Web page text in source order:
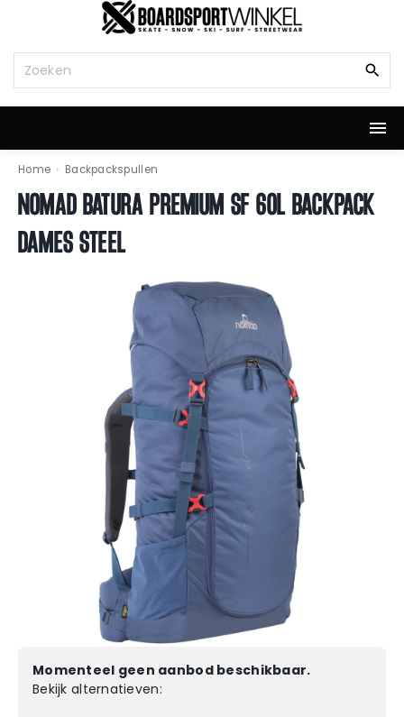
r
e
k
a
Home › Backpackspullen
NOMAD BATURA PREMIUM SF 60L BACKPACK
DAMES STEEL
Momenteel geen aanbod beschikbaar.
Bekijk alternatieven: